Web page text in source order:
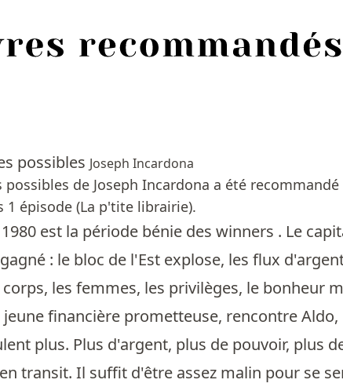
possibles Joseph Incardona
de Joseph Incardona a été
1 épisode (La p'tite librairie).
est la période bénie des winners . Le
: le bloc de l'Est explose, les flux
les femmes, les privilèges, le bonheur
jeune financière prometteuse, rencontre
plus. Plus d'argent, plus de pouvoir, plus
transit. Il suffit d'être assez malin pour se